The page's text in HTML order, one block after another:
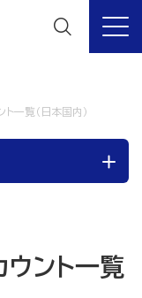
一覧（日本国内）
ウント一覧